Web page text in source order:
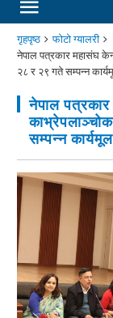
गृहपृष्ठ
फोटो ग्यालरी
नेपाल पत्रकार महासंघ
२८ र २९ गते सम्पन्न
नेपाल पत्रकार
सम्पन्न